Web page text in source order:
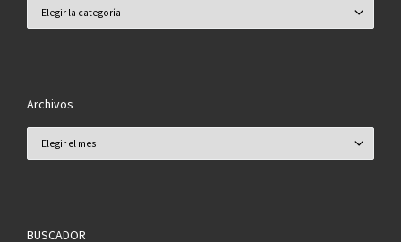
Archivos
BUSCADOR